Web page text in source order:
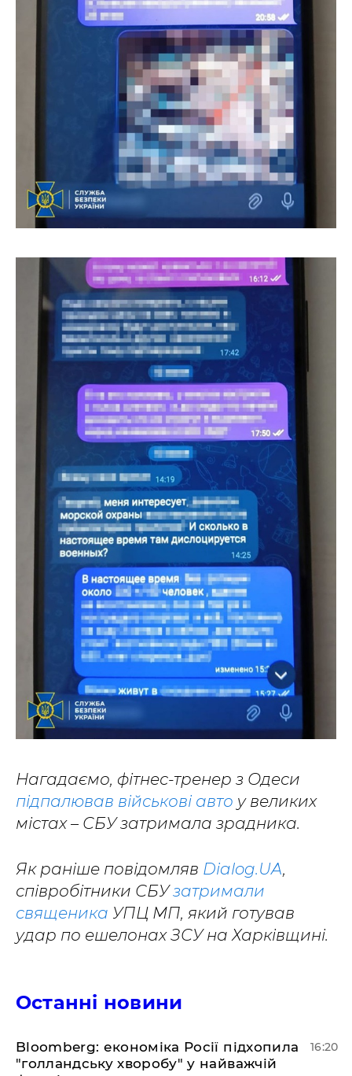
Нагадаємо, фітнес-тренер з Одеси
підпалював військові авто у великих
містах – СБУ затримала зрадника.
Як раніше повідомляв Dialog.UA,
співробітники СБУзатримали
священика УПЦ МП, який готував
удар по ешелонах ЗСУ на Харківщині.
Останні новини
Bloomberg: економіка Росії підхопила
"голландську хворобу" у найважчій
16:20